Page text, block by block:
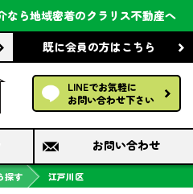
なら地域密着のクラリス不動産へ
既に会員の方はこちら
LINEでお気軽に
お問い合わせ下さい
案内
歴で探す
条件で探す
中の物件 お問い合わせ
探す 江戸川区